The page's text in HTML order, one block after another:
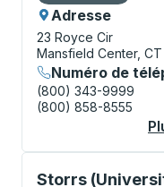
Adresse
23 Royce Cir
Mansfield Center,
Numéro de
(800) 343-9999
(800) 858-8555
Storrs
Curbside Stop,